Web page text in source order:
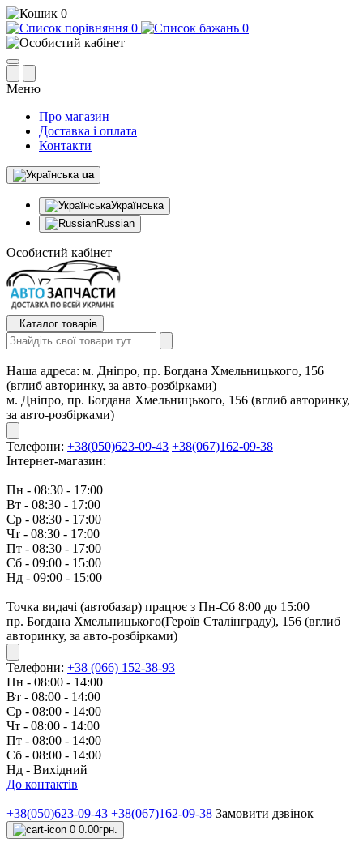
0
0
0
Меню
Про магазин
Доставка і оплата
Контакти
ua
Українська
Russian
Особистий кабінет
Каталог товарів
Наша адреса: м. Дніпро, пр. Богдана Хмельницького, 156
(вглиб авторинку, за авто-розбірками)
м. Дніпро, пр. Богдана Хмельницького, 156 (вглиб авторинку,
за авто-розбірками)
Телефони: +38(050)623-09-43 +38(067)162-09-38
Інтернет-магазин:
Пн - 08:30 - 17:00
Вт - 08:30 - 17:00
Ср - 08:30 - 17:00
Чт - 08:30 - 17:00
Пт - 08:30 - 17:00
Сб - 09:00 - 15:00
Нд - 09:00 - 15:00
Точка видачі (автобазар) працює з Пн-Сб 8:00 до 15:00
пр. Богдана Хмельницького(Героїв Сталінграду), 156 (вглиб
авторинку, за авто-розбірками)
Телефони: +38 (066) 152-38-93
Пн - 08:00 - 14:00
Вт - 08:00 - 14:00
Ср - 08:00 - 14:00
Чт - 08:00 - 14:00
Пт - 08:00 - 14:00
Сб - 08:00 - 14:00
Нд - Вихідний
До контактів
+38(050)623-09-43 +38(067)162-09-38 Замовити дзвінок
0 0.00грн.